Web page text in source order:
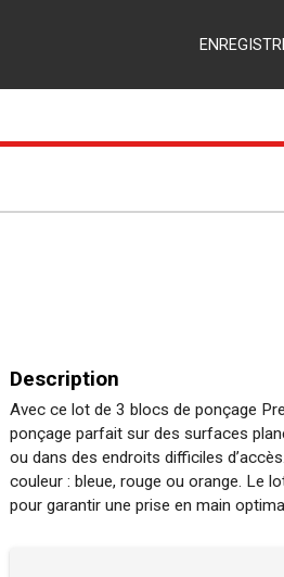
Description
Avec ce lot de 3 blocs de ponçage
ponçage parfait sur des surfaces
ou dans des endroits difficiles
couleur : bleue, rouge ou orange. Le
pour garantir une prise en main